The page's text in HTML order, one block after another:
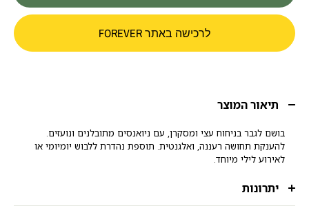
לרכישה באתר FOREVER
תיאור המוצר
בושם לגבר בניחוח עצי ומסקרן, עם ניואנסים מתובלנים ונועזים.
להענקת תחושה רעננה, ואלגנטית. תוספת נהדרת ללבוש יומיומי או
לאירוע לילי מיוחד.
יתרונות